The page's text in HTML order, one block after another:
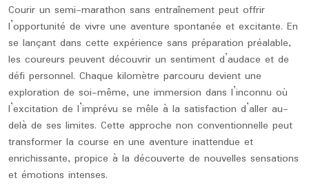
Courir un semi-marathon sans entraînement peut offrir
l’opportunité de vivre une aventure spontanée et excitante. En
se lançant dans cette expérience sans préparation préalable,
les coureurs peuvent découvrir un sentiment d’audace et de
défi personnel. Chaque kilomètre parcouru devient une
exploration de soi-même, une immersion dans l’inconnu où
l’excitation de l’imprévu se mêle à la satisfaction d’aller au-
delà de ses limites. Cette approche non conventionnelle peut
transformer la course en une aventure inattendue et
enrichissante, propice à la découverte de nouvelles sensations
et émotions intenses.